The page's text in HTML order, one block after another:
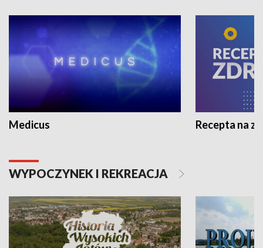
Medicus Recepta na
WYPOCZYNEK I REKREACJA